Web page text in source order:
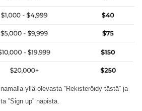
yllä olevasta ”Rekisteröidy tästä” ja
”Sign up” napista.